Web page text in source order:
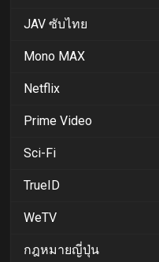
JAV ซับไทย
Mono MAX
Netflix
Prime Video
Sci-Fi
TrueID
WeTV
กฎหมายญี่ปุ่น